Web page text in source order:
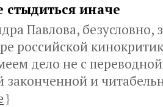
стыдиться иначе
Павлова, безусловно,
российской
дело не с
законченной и
}